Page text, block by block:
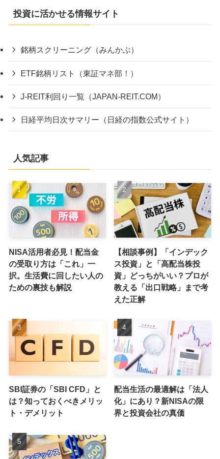
投資に活かせる情報サイト
銘柄スクリーニング（みんかぶ）
ETF銘柄リスト（東証マネ部！）
J-REIT利回り一覧（JAPAN-REIT.COM）
日経平均日次サマリー（日経の指数公式サイト）
人気記事
NISA活用者必見！配当金
の受取り方は「これ」一
択。生活費に回したい人の
ための裏技も解説
【相談事例】「インデック
ス投資」と「高配当株投
資」どっちがいい？プロが
教える「出口戦略」まで考
えた正解
SBI証券の「SBI CFD」と
は？知っておくべきメリッ
ト・デメリット
配当生活の最適解は「法人
化」にあり？新NISAの限
界と投資会社の真価